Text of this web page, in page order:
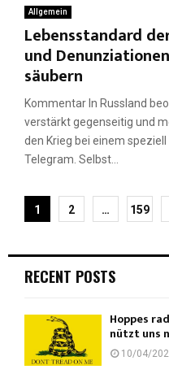
Allgemein
Lebensstandard
und
säubern
Kommentar In Russland
verstärkt gegenseitig und
den Krieg bei einem
Telegram. Selbst...
Beiträge
1 2 … 159
RECENT POSTS
Hoppes
nützt uns
10/04/